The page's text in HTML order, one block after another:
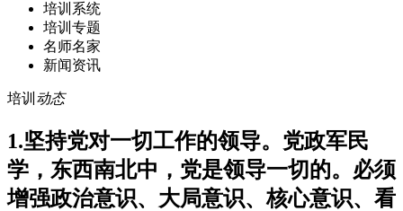
培训系统
培训专题
名师名家
新闻资讯
培训 动态
1.坚持党对一切工作的领导。党政军民
学，东西南北中，党是领导一切的。必须
增强政治意识、大局意识、核心意识、看